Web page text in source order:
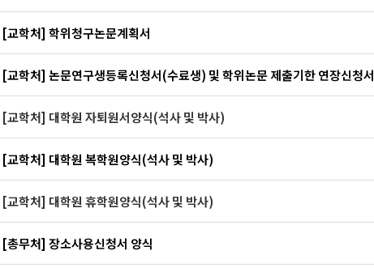
[교학처] 학위청구논문계획서
[교학처] 논문연구생등록신청서(수료생) 및 학위논문 제출기한 연장신청서
[교학처] 대학원 자퇴원서양식(석사 및 박사)
[교학처] 대학원 복학원양식(석사 및 박사)
[교학처] 대학원 휴학원양식(석사 및 박사)
[총무처] 장소사용신청서 양식